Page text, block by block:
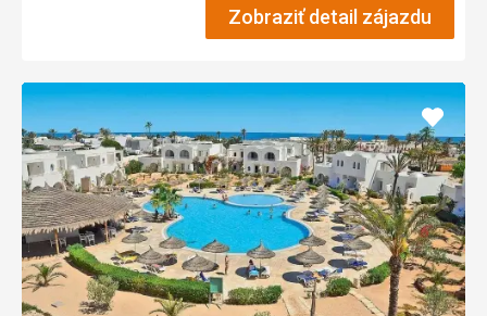
Zobraziť detail zájazdu
Pridať